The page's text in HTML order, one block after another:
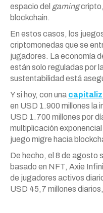
espacio del gamingcripto,
blockchain.
En estos casos, los
criptomonedas que se
jugadores. La economía
están solo reguladas por
sustentabilidad está
Y si hoy, con una
en USD 1.900 millones la
USD 1.700 millones por
multiplicación exponencial
juego migre hacia
De hecho, el 8 de agosto
basado en NFT, Axie
de jugadores activos
USD 45,7 millones